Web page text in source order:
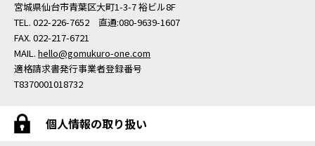
宮城県仙台市青葉区大町1-3-7 裕ビル8F
TEL. 022-226-7652 直通:080-9639-1607
FAX. 022-217-6721
MAIL. hello@gomukuro-one.com
適格請求書発行事業者登録番号
T8370001018732
個人情報の取り扱い